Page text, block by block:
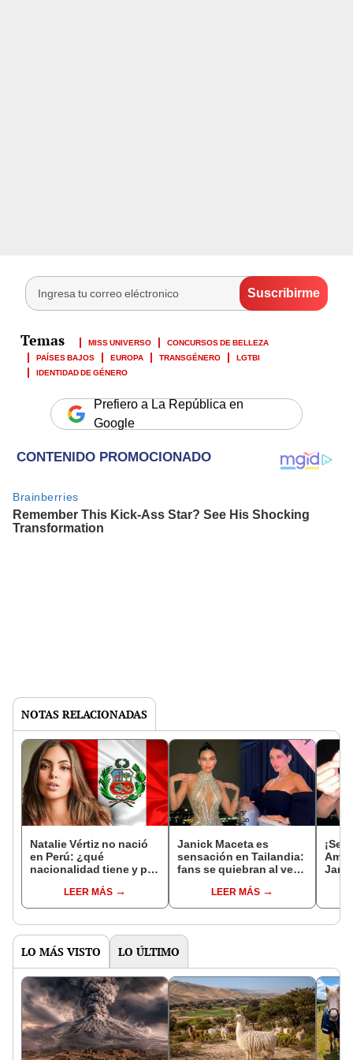
MISS UNIVERSO
CONCURSOS DE BELLEZA
PAÍSES BAJOS
EUROPA TRANSGÉNERO
LGTBI
IDENTIDAD DE GÉNERO
Prefiero a La República en
Google
NOTAS RELACIONADAS
Natalie Vértiz no nació
en Perú: ¿qué
nacionalidad tiene y por
LEER MÁS
Janick Maceta es
sensación en Tailandia:
fans se quiebran al ver
Perú Universo
LEER MÁS
¡Se
LO MÁS VISTO LO ÚLTIMO